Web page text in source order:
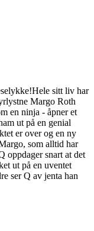
sitt liv har
Margo Roth
en ninja - åpner et
ut på en genial
er over og en ny
som alltid har
oppdager snart at det
ut på en uventet
ser Q av jenta han